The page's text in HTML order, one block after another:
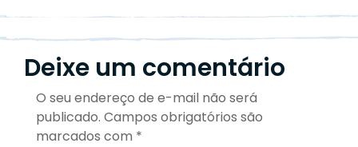
Deixe um comentário
O seu endereço de e-mail não será
publicado. Campos obrigatórios são
marcados com *